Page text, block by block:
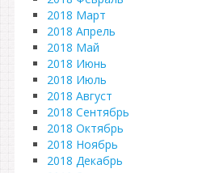
2018 Март
2018 Апрель
2018 Май
2018 Июнь
2018 Июль
2018 Август
2018 Сентябрь
2018 Октябрь
2018 Ноябрь
2018 Декабрь